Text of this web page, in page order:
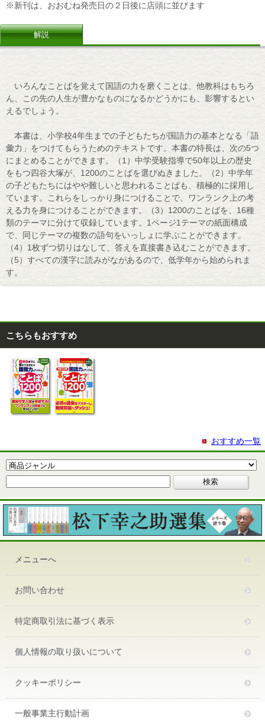
※新刊は、おおむね発売日の２日後に店頭に並びます
解説
いろんなことばを覚えて国語の力を磨くことは、他教科はもちろ
ん、この先の人生が豊かなものになるかどうかにも、影響するとい
えるでしょう。
本書は、小学校4年生までの子どもたちが国語力の基本となる「語
彙力」をつけてもらうためのテキストです。本書の特長は、次の5つ
にまとめることができます。（1）中学受験指導で50年以上の歴史
をもつ四谷大塚が、1200のことばを選びぬきました。（2）中学年
の子どもたちにはやや難しいと思われることばも、積極的に採用し
ています。これらをしっかり身につけることで、ワンランク上の考
える力を身につけることができます。（3）1200のことばを、16種
類のテーマに分けて収録しています。1ページ1テーマの紙面構成
で、同じテーマの複数の語句をいっしょに学ぶことができます。
（4）1枚ずつ切りはなして、答えを直接書き込むことができます。
（5）すべての漢字に読みがながあるので、低学年から始められま
す。
こちらもおすすめ
おすすめ一覧
メニューへ
お問い合わせ
特定商取引法に基づく表示
個人情報の取り扱いについて
クッキーポリシー
一般事業主行動計画